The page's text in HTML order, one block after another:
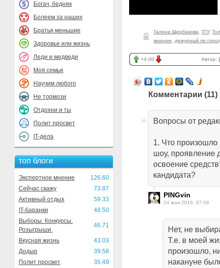
Богач, бедняк
Болеем за наших
Братья меньшие
Здоровье или жизнь
Леди и медведи
Моя семья
Научим любого
Не тормози
Отдохни и ты
Полит просвет
IT-дела
топ блоги
Экспертное мнение
126.60
Сейчас скажу
73.87
Активный отдых
59.33
IT-баранки
48.50
Выборы. Конкурсы.
Розыгрыши.
46.71
Вкусная жизнь
43.03
Додыр
39.58
Полит просвет
35.49
Галина Щербакова ТГУ,
мнение
дежурный по
+4.00 Автор:
Комментарии (11)
Вопросы от
1. Что произошло
шоу, проявление
освоение
кандидата?
PINGvin
24 мая 2016, 07:58
Нет, не
Т.е. в моей
произошло,
накануне